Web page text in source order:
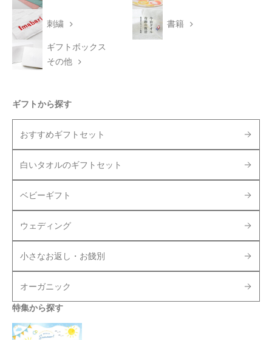
刺繍 書籍
ギフトボックス
その他
ギフトから探す
おすすめギフトセット
白いタオルのギフトセット
ベビーギフト
ウェディング
小さなお返し・お餞別
オーガニック
特集から探す